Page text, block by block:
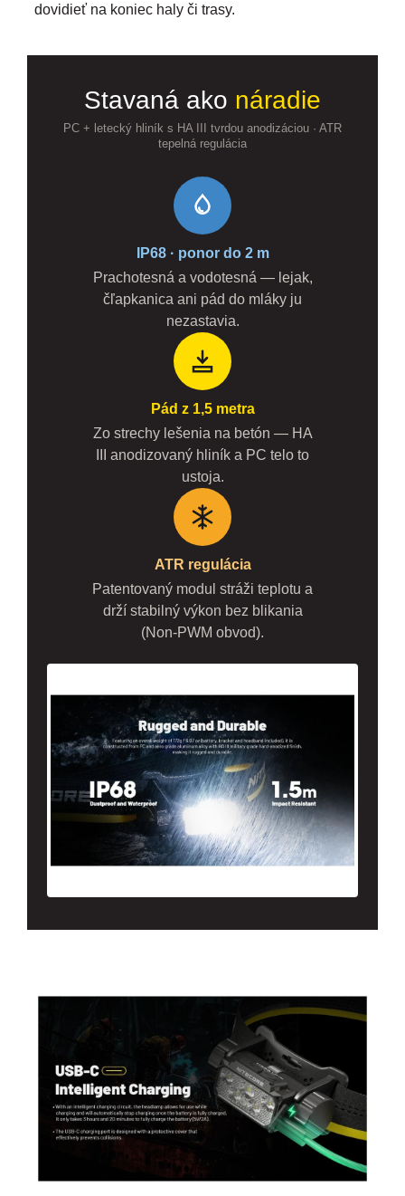
dovidieť na koniec haly či trasy.
Stavaná ako náradie
PC + letecký hliník s HA III tvrdou anodizáciou · ATR
tepelná regulácia
IP68 · ponor do 2 m
Prachotesná a vodotesná — lejak,
čľapkanica ani pád do mláky ju
nezastavia.
Pád z 1,5 metra
Zo strechy lešenia na betón — HA
III anodizovaný hliník a PC telo to
ustoja.
ATR regulácia
Patentovaný modul stráži teplotu a
drží stabilný výkon bez blikania
(Non-PWM obvod).